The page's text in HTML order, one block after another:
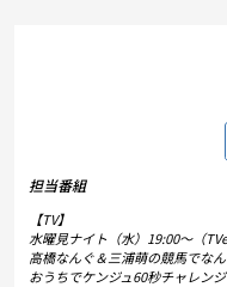
担当番組
【TV】
水曜見ナイト（水）19:00～（
高橋なんぐ＆三浦萌の競馬でな
おうちでケンジュ60秒チャレン